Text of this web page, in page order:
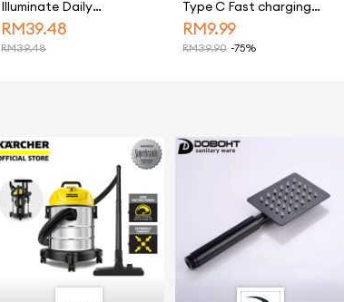
Illuminate Daily
Disposable Color 10Pcs
RM 39.48
RM39.48
Type C Fast charging
Cable for Samsung S26
RM 9.99
RM39.90 -75%